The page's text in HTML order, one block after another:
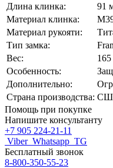
Длина клинка:
91
Материал клинка:
Материал рукояти:
Тип замка:
Вес:
165
Особенность:
Дополнительно:
Страна производства:
Помощь при покупке
Напишите консультанту
+7 905 224-21-11
Viber Whatsapp TG
Бесплатный звонок
8-800-350-55-23